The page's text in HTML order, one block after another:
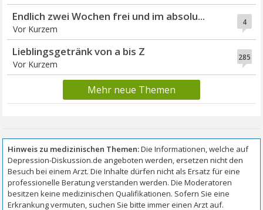
4
Endlich zwei Wochen frei und im absolu...
Vor Kurzem
285
Lieblingsgetränk von a bis Z
Vor Kurzem
Mehr neue Themen